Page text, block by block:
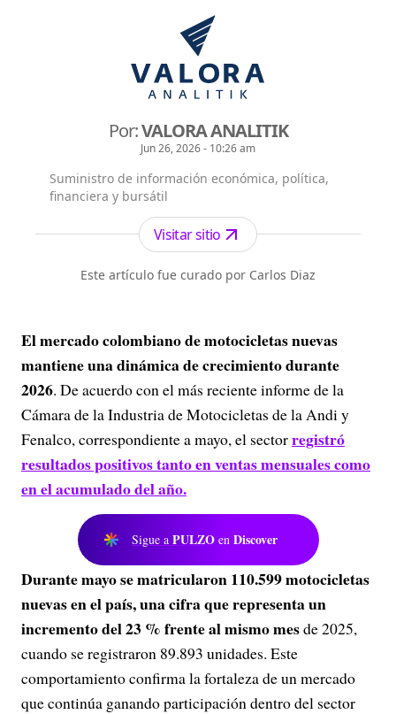
Por:VALORA ANALITIK
Jun 26, 2026 - 10:26 am
Suministro de información económica, política,
financiera y bursátil
Visitar sitio
Este artículo fue curado por Carlos Diaz
El mercado colombiano de motocicletas nuevas
mantiene una dinámica de crecimiento durante
2026. De acuerdo con el más reciente informe de la
Cámara de la Industria de Motocicletas de la Andi y
Fenalco, correspondiente a mayo, el sectorregistró
resultados positivos tanto en ventas mensuales como
en el acumulado del año.
Sigue a PULZO en Discover
Durante mayo se matricularon 110.599 motocicletas
nuevas en el país, una cifra que representa un
incremento del 23 % frente al mismo mesde 2025,
cuando se registraron 89.893 unidades. Este
comportamiento confirma la fortaleza de un mercado
que continúa ganando participación dentro del sector